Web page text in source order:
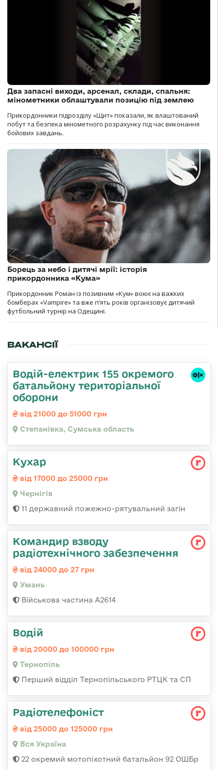
Два запасні виходи, арсенал, склади, спальня:
мінометники облаштували позицію під землею
Прикордонники підрозділу «Щит» показали, як влаштований
побут та безпека мінометного розрахунку під час виконання
бойових завдань.
Борець за небо і дитячі мрії: історія
прикордонника «Кума»
Прикордонник Роман із позивним «Кум» воює на важких
бомберах «Vampire» та вже п’ять років організовує дитячий
футбольний турнір на Одещині.
ВАКАНСІЇ
Водій-електрик 155 окремого
батальйону територіальної
оборони
від 21000 до 51000 грн
Степанівка, Сумська область
Кухар
від 17000 до 25000 грн
Чернігів
11 державний пожежно-рятувальний загін
Командир взводу
радіотехнічного забезпечення
від 24000 до 27 грн
Умань
Військова частина А2614
Водій
від 20000 до 100000 грн
Тернопіль
Перший відділ Тернопільського РТЦК та СП
Радіотелефоніст
від 25000 до 125000 грн
Вся Україна
22 окремий мотопіхотний батальйон 92 ОШБр